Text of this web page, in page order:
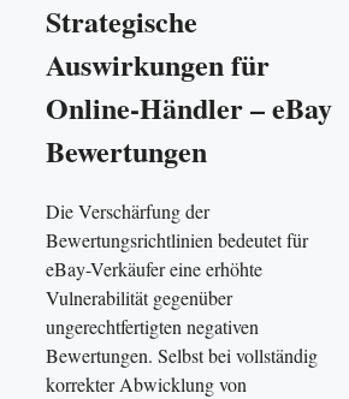
Strategische
Auswirkungen für
Online-Händler – eBay
Bewertungen
Die Verschärfung der
Bewertungsrichtlinien bedeutet für
eBay-Verkäufer eine erhöhte
Vulnerabilität gegenüber
ungerechtfertigten negativen
Bewertungen. Selbst bei vollständig
korrekter Abwicklung von